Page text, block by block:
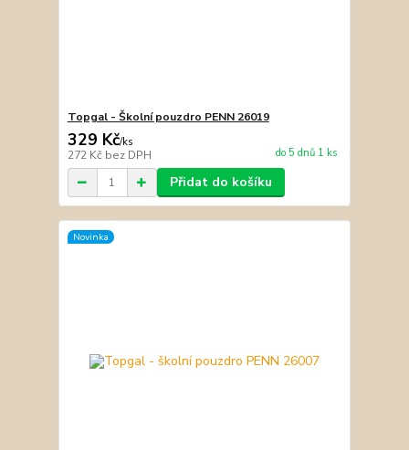
Topgal - Školní pouzdro PENN 26019
329 Kč/ks
272 Kč bez DPH do 5 dnů 1 ks
Přidat do košíku
Novinka